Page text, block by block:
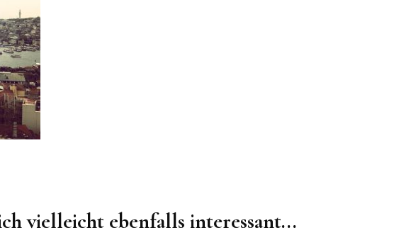
vielleicht ebenfalls interessant...